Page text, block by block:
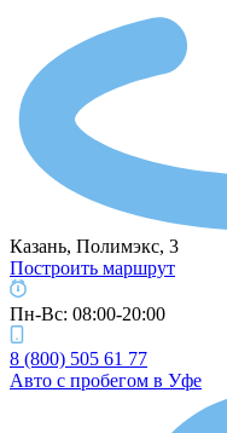
Казань, Полимэкс, 3
Построить маршрут
Пн-Вс: 08:00-20:00
8 (800) 505 61 77
Авто с пробегом в Уфе